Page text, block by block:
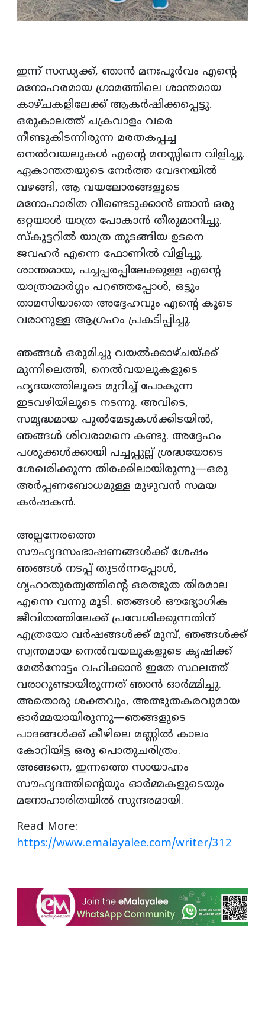
ഇന്ന് സന്ധ്യക്ക്, ഞാൻ മനഃപൂർവം എന്റെ
മനോഹരമായ ഗ്രാമത്തിലെ ശാന്തമായ
കാഴ്ചകളിലേക്ക് ആകർഷിക്കപ്പെട്ടു.
ഒരുകാലത്ത് ചക്രവാളം വരെ
നീണ്ടുകിടന്നിരുന്ന മരതകപ്പച്ച
നെൽവയലുകൾ എന്റെ മനസ്സിനെ വിളിച്ചു.
ഏകാന്തതയുടെ നേർത്ത വേദനയിൽ
വഴങ്ങി, ആ വയലോരങ്ങളുടെ
മനോഹാരിത വീണ്ടെടുക്കാൻ ഞാൻ ഒരു
ഒറ്റയാൾ യാത്ര പോകാൻ തീരുമാനിച്ചു.
സ്‌കൂട്ടറിൽ യാത്ര തുടങ്ങിയ ഉടനെ
ജവഹർ എന്നെ ഫോണിൽ വിളിച്ചു.
ശാന്തമായ, പച്ചപ്പരപ്പിലേക്കുള്ള എന്റെ
യാത്രാമാർഗ്ഗം പറഞ്ഞപ്പോൾ, ഒട്ടും
താമസിയാതെ അദ്ദേഹവും എന്റെ കൂടെ
വരാനുള്ള ആഗ്രഹം പ്രകടിപ്പിച്ചു.
ഞങ്ങൾ ഒരുമിച്ചു വയൽക്കാഴ്ചയ്ക്ക്
മുന്നിലെത്തി, നെൽവയലുകളുടെ
ഹൃദയത്തിലൂടെ മുറിച്ച് പോകുന്ന
ഇടവഴിയിലൂടെ നടന്നു. അവിടെ,
സമൃദ്ധമായ പുൽമേടുകൾക്കിടയിൽ,
ഞങ്ങൾ ശിവരാമനെ കണ്ടു. അദ്ദേഹം
പശുക്കൾക്കായി പച്ചപ്പുല്ല് ശ്രദ്ധയോടെ
ശേഖരിക്കുന്ന തിരക്കിലായിരുന്നു—ഒരു
അർപ്പണബോധമുള്ള മുഴുവൻ സമയ
കർഷകൻ.
അല്പനേരത്തെ
സൗഹൃദസംഭാഷണങ്ങൾക്ക് ശേഷം
ഞങ്ങൾ നടപ്പ് തുടർന്നപ്പോൾ,
ഗൃഹാതുരത്വത്തിന്റെ ഒരത്ഭുത തിരമാല
എന്നെ വന്നു മൂടി. ഞങ്ങൾ ഔദ്യോഗിക
ജീവിതത്തിലേക്ക് പ്രവേശിക്കുന്നതിന്
എത്രയോ വർഷങ്ങൾക്ക് മുമ്പ്, ഞങ്ങൾക്ക്
സ്വന്തമായ നെൽവയലുകളുടെ കൃഷിക്ക്
മേൽനോട്ടം വഹിക്കാൻ ഇതേ സ്ഥലത്ത്
വരാറുണ്ടായിരുന്നത് ഞാൻ ഓർമ്മിച്ചു.
അതൊരു ശക്തവും, അത്ഭുതകരവുമായ
ഓർമ്മയായിരുന്നു—ഞങ്ങളുടെ
പാദങ്ങൾക്ക് കീഴിലെ മണ്ണിൽ കാലം
കോറിയിട്ട ഒരു പൊതുചരിത്രം.
അങ്ങനെ, ഇന്നത്തെ സായാഹ്നം
സൗഹൃദത്തിന്റെയും ഓർമ്മകളുടെയും
മനോഹാരിതയിൽ സുന്ദരമായി.
Read More:
https://www.emalayalee.com/writer/312